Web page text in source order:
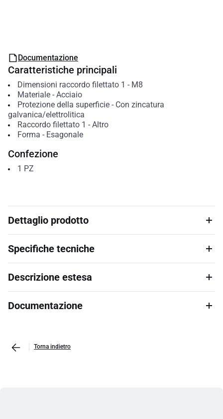
Documentazione
Caratteristiche principali
Dimensioni raccordo filettato 1 - M8
Materiale- Acciaio
Protezione della superficie- Con zincatura
galvanica/elettrolitica
Raccordo filettato 1 - Altro
Forma - Esagonale
Confezione
1 PZ
Dettaglio prodotto
Specifiche tecniche
Descrizione estesa
Documentazione
Torna indietro